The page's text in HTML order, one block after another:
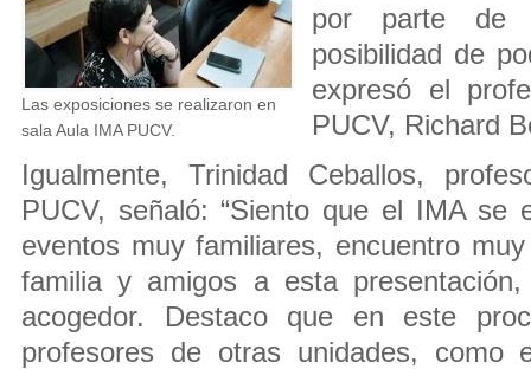
Las exposiciones se realizaron en
sala Aula IMA PUCV.
por parte de
posibilidad de
expresó el
PUCV, Richard
Igualmente, Trinidad Ceballos,
PUCV, señaló: “Siento que el IMA se
eventos muy familiares, encuentro
familia y amigos a esta
acogedor. Destaco que en este
profesores de otras unidades, como